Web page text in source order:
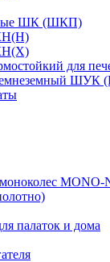
ШК (ШКП)
для
ШУК
MONO-
палаток и дома